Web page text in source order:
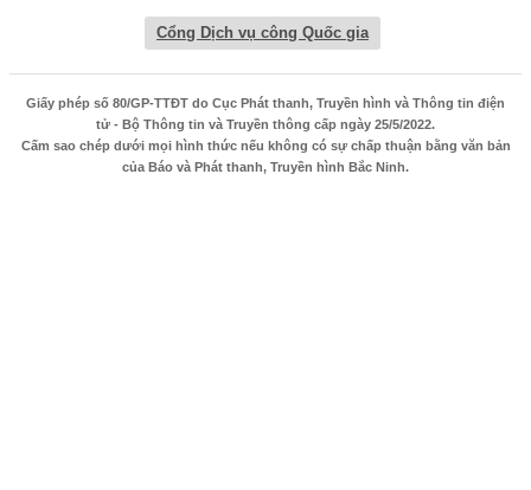
Cổng Dịch vụ công Quốc gia
Giấy phép số 80/GP-TTĐT do Cục Phát thanh, Truyền hình và Thông tin điện
tử - Bộ Thông tin và Truyền thông cấp ngày 25/5/2022.
Cấm sao chép dưới mọi hình thức nếu không có sự chấp thuận bằng văn bản
của Báo và Phát thanh, Truyền hình Bắc Ninh.